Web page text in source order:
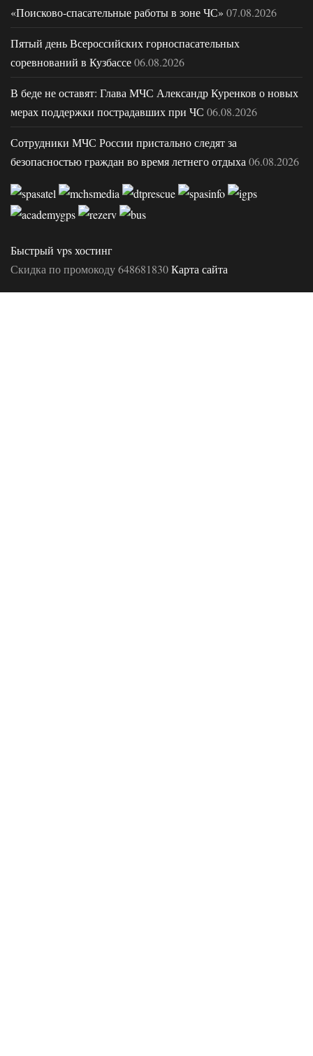
«Поисково-спасательные работы в зоне ЧС» 07.08.2026
Пятый день Всероссийских горноспасательных
соревнований в Кузбассе06.08.2026
В беде не оставят: Глава МЧС Александр Куренков о новых
мерах поддержки пострадавших при ЧС 06.08.2026
Сотрудники МЧС России пристально следят за
безопасностью граждан во время летнего отдыха 06.08.2026
Быстрый vps хостинг
Скидка по промокоду 648681830Карта сайта